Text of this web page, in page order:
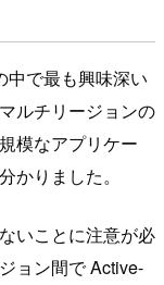
中で最も興味深い
ルチリージョンの
模なアプリケー
かりました。
いことに注意が必
ョン間で Active-